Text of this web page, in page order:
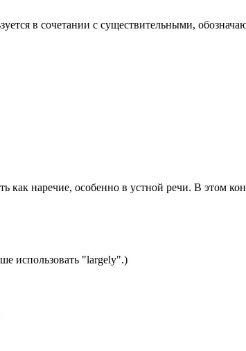
в сочетании с существительными,
наречие, особенно в устной речи. В этом
использовать "largely".)